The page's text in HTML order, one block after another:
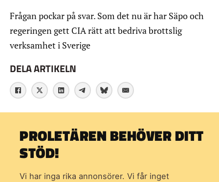
Frågan pockar på svar. Som det nu är har Säpo och
regeringen gett CIA rätt att bedriva brottslig
verksamhet i Sverige
DELA ARTIKELN
PROLETÄREN BEHÖVER DITT
STÖD!
Vi har inga rika annonsörer. Vi får inget